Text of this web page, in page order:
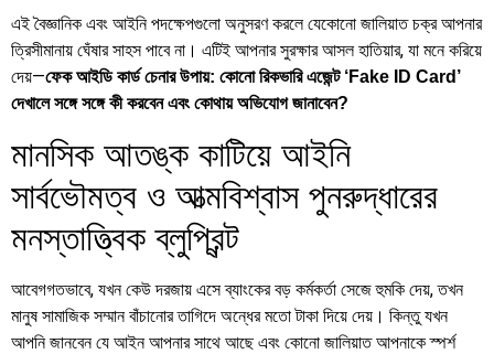
এই বৈজ্ঞানিক এবং আইনি পদক্ষেপগুলো অনুসরণ করলে যেকোনো জালিয়াত চক্র আপনার
ত্রিসীমানায় ঘেঁষার সাহস পাবে না। এটিই আপনার সুরক্ষার আসল হাতিয়ার, যা মনে করিয়ে
দেয়—ফেক আইডি কার্ড চেনার উপায়: কোনো রিকভারি এজেন্ট ‘Fake ID Card’
দেখালে সঙ্গে সঙ্গে কী করবেন এবং কোথায় অভিযোগ জানাবেন?
মানসিক আতঙ্ক কাটিয়ে আইনি
সার্বভৌমত্ব ও আত্মবিশ্বাস পুনরুদ্ধারের
মনস্তাত্ত্বিক ব্লুপ্রিন্ট
আবেগগতভাবে, যখন কেউ দরজায় এসে ব্যাংকের বড় কর্মকর্তা সেজে হুমকি দেয়, তখন
মানুষ সামাজিক সম্মান বাঁচানোর তাগিদে অন্ধের মতো টাকা দিয়ে দেয়। কিন্তু যখন
আপনি জানবেন যে আইন আপনার সাথে আছে এবং কোনো জালিয়াত আপনাকে স্পর্শ